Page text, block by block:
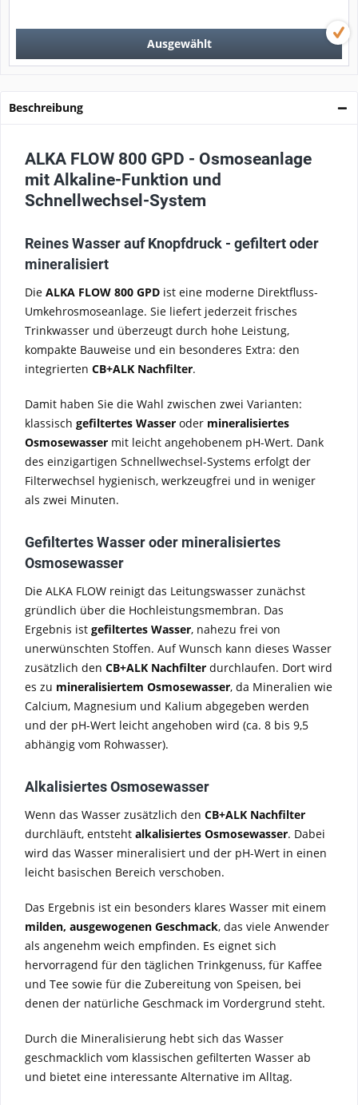
Ausgewählt
Beschreibung
ALKA FLOW 800 GPD - Osmoseanlage
mit Alkaline-Funktion und
Schnellwechsel-System
Reines Wasser auf Knopfdruck - gefiltert oder
mineralisiert
Die ALKA FLOW 800 GPD ist eine moderne Direktfluss-
Umkehrosmoseanlage. Sie liefert jederzeit frisches
Trinkwasser und überzeugt durch hohe Leistung,
kompakte Bauweise und ein besonderes Extra: den
integrierten CB+ALK Nachfilter.
Damit haben Sie die Wahl zwischen zwei Varianten:
klassisch gefiltertes Wasser oder mineralisiertes
Osmosewasser mit leicht angehobenem pH-Wert. Dank
des einzigartigen Schnellwechsel-Systems erfolgt der
Filterwechsel hygienisch, werkzeugfrei und in weniger
als zwei Minuten.
Gefiltertes Wasser oder mineralisiertes
Osmosewasser
Die ALKA FLOW reinigt das Leitungswasser zunächst
gründlich über die Hochleistungsmembran. Das
Ergebnis ist gefiltertes Wasser, nahezu frei von
unerwünschten Stoffen. Auf Wunsch kann dieses Wasser
zusätzlich den CB+ALK Nachfilter durchlaufen. Dort wird
es zu mineralisiertem Osmosewasser, da Mineralien wie
Calcium, Magnesium und Kalium abgegeben werden
und der pH-Wert leicht angehoben wird (ca. 8 bis 9,5 
abhängig vom Rohwasser).
Alkalisiertes Osmosewasser
Wenn das Wasser zusätzlich den CB+ALK Nachfilter
durchläuft, entsteht alkalisiertes Osmosewasser. Dabei
wird das Wasser mineralisiert und der pH-Wert in einen
leicht basischen Bereich verschoben.
Das Ergebnis ist ein besonders klares Wasser mit einem
milden, ausgewogenen Geschmack, das viele Anwender
als angenehm weich empfinden. Es eignet sich
hervorragend für den täglichen Trinkgenuss, für Kaffee
und Tee sowie für die Zubereitung von Speisen, bei
denen der natürliche Geschmack im Vordergrund steht.
Durch die Mineralisierung hebt sich das Wasser
geschmacklich vom klassischen gefilterten Wasser ab
und bietet eine interessante Alternative im Alltag.